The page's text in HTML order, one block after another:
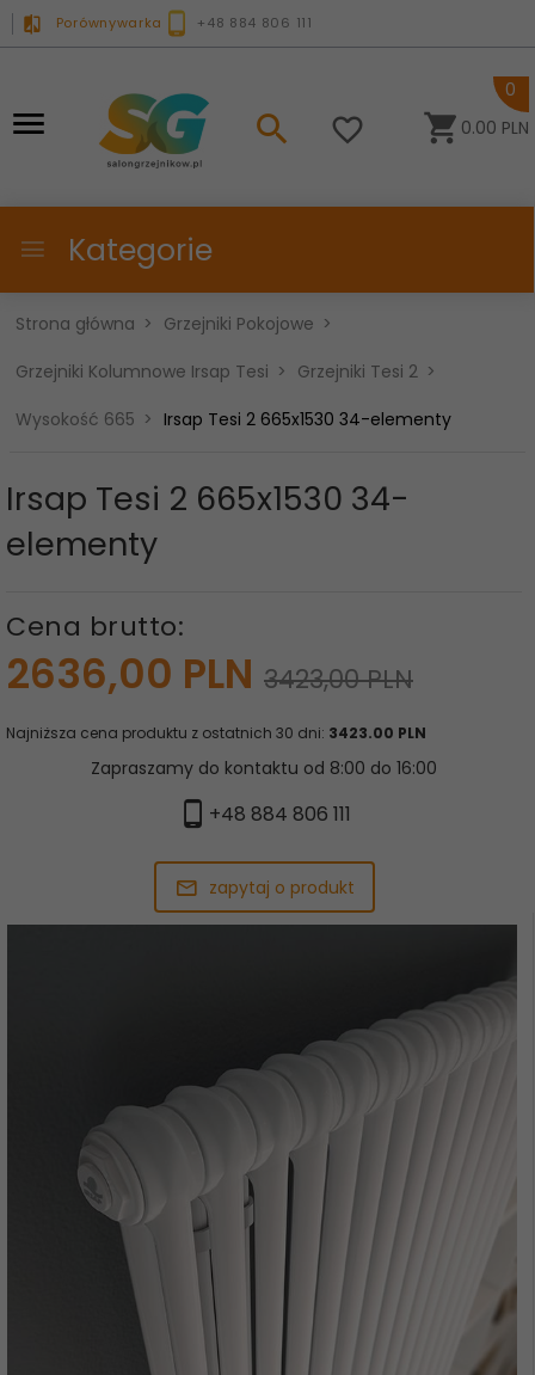
Porównywarka +48 884 806 111
0.00 PLN
0
Kategorie
Strona główna
Grzejniki Pokojowe
Grzejniki Kolumnowe Irsap Tesi
Grzejniki Tesi 2
Wysokość 665
Irsap Tesi 2 665x1530 34-elementy
Irsap Tesi 2 665x1530 34-
elementy
Cena brutto:
2636,00 PLN 3423,00 PLN
Najniższa cena produktu z ostatnich 30 dni: 3423.00 PLN
Zapraszamy do kontaktu od 8:00 do 16:00
+48 884 806 111
zapytaj o produkt